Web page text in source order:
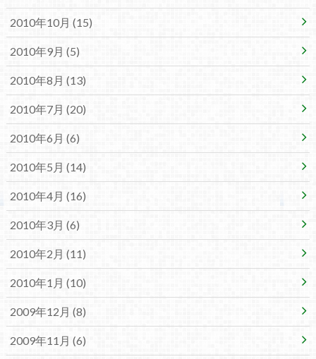
2010年10月 (15)
2010年9月 (5)
2010年8月 (13)
2010年7月 (20)
2010年6月 (6)
2010年5月 (14)
2010年4月 (16)
2010年3月 (6)
2010年2月 (11)
2010年1月 (10)
2009年12月 (8)
2009年11月 (6)